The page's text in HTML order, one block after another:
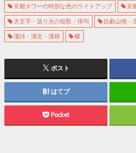
京都タワーの特別な色のライトアップ 京
大文字・送り火の短歌・俳句 比叡山地・
漢詩・漢文・漢籍 蝶
ポスト
はてブ
Pocket